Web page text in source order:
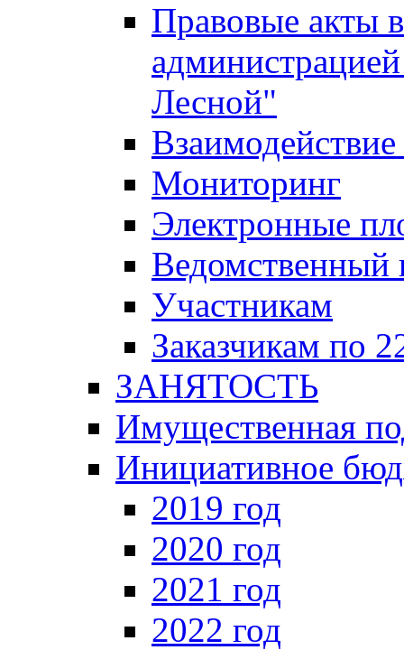
Правовые акты
Лесной"
Мониторинг
Электронные
Ведомственный
Участникам
Заказчикам по
ЗАНЯТОСТЬ
Имущественная
Инициативное
2019 год
2020 год
2021 год
2022 год